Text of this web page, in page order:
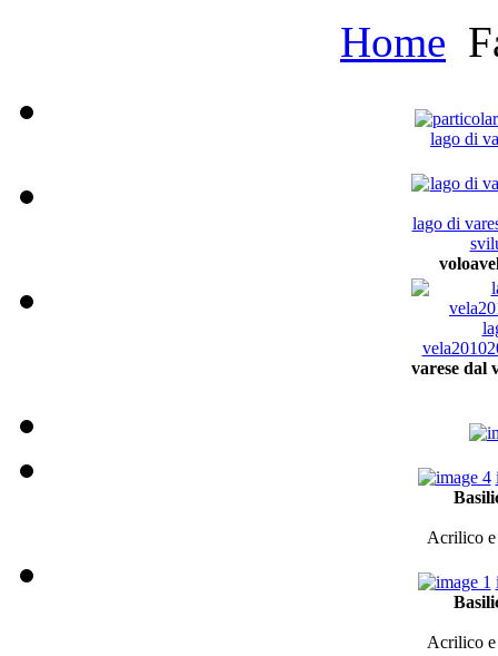
Home
lago di
lago di
varese dal
Acrilico e
Acrilico e